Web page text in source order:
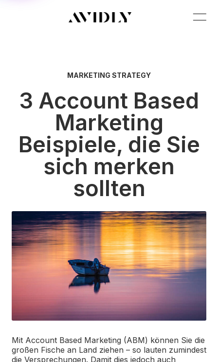
MARKETING STRATEGY
3 Account Based
Marketing
Beispiele, die Sie
sich merken
sollten
Mit Account Based Marketing (ABM) können Sie die
großen Fische an Land ziehen – so lauten zumindest
die Versprechungen. Damit dies jedoch auch